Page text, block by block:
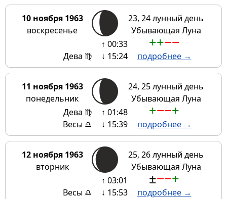
10 ноября 1963
воскресенье
23, 24 лунный день
Убывающая Луна
Дева ♍
↑ 00:33
↓ 15:24
++−−
подробнее →
11 ноября 1963
понедельник
24, 25 лунный день
Убывающая Луна
Дева ♍
Весы ♎
↑ 01:48
↓ 15:39
+−−+
подробнее →
12 ноября 1963
вторник
25, 26 лунный день
Убывающая Луна
Весы ♎
↑ 03:01
↓ 15:53
±−−+
подробнее →